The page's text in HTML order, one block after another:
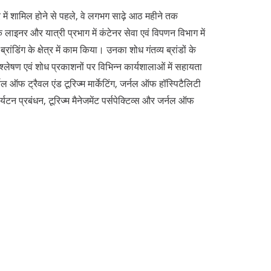
में शामिल होने से पहले, वे लगभग साढ़े आठ महीने तक
और यात्री प्रभाग में कंटेनर सेवा एवं विपणन विभाग में
के क्षेत्र में काम किया। उनका शोध गंतव्य ब्रांडों के
एवं शोध प्रकाशनों पर विभिन्न कार्यशालाओं में सहायता
ऑफ ट्रैवल एंड टूरिज्म मार्केटिंग, जर्नल ऑफ हॉस्पिटैलिटी
प्रबंधन, टूरिज्म मैनेजमेंट पर्सपेक्टिव्स और जर्नल ऑफ